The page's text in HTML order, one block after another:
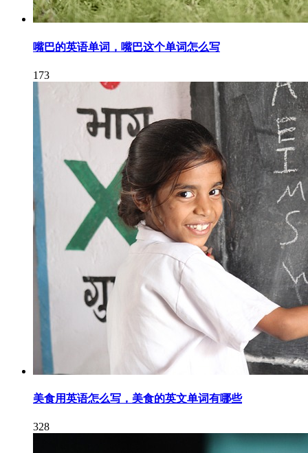
嘴巴的英语单词，嘴巴这个单词怎么写
173
美食用英语怎么写，美食的英文单词有哪些
328